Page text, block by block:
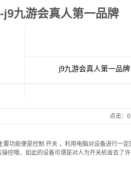
九游会真人第一品牌
j9九游会真人第一品牌
点击： 0
能便是控制 开关 ，利用电脑对设备进行一定
控哦，如此的设备可谓是对人为开关机省去了